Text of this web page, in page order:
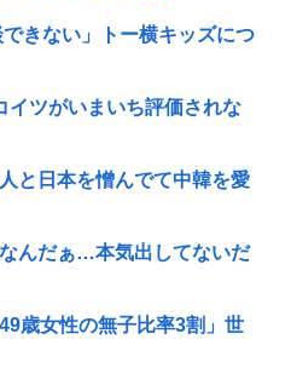
きない」トー横キッズにつ
イツがいまいち評価されな
と日本を憎んでて中韓を愛
んだぁ…本気出してないだ
歳女性の無子比率3割」世